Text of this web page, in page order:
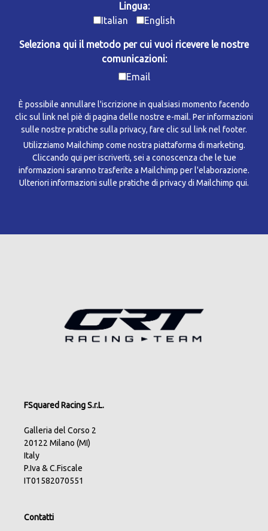
Lingua:
Italian
English
Seleziona qui il metodo per cui vuoi ricevere le nostre
comunicazioni:
Email
È possibile annullare l'iscrizione in qualsiasi momento facendo
clic sul link nel piè di pagina delle nostre e-mail. Per informazioni
sulle nostre pratiche sulla privacy, fare clic sul link nel footer.
Utilizziamo Mailchimp come nostra piattaforma di marketing.
Cliccando qui per iscriverti, sei a conoscenza che le tue
informazioni saranno trasferite a Mailchimp per l'elaborazione.
Ulteriori informazioni sulle pratiche di privacy di Mailchimp qui.
FSquared Racing S.r.L.
Galleria del Corso 2
20122 Milano (MI)
Italy
P.Iva & C.Fiscale
IT01582070551
Contatti